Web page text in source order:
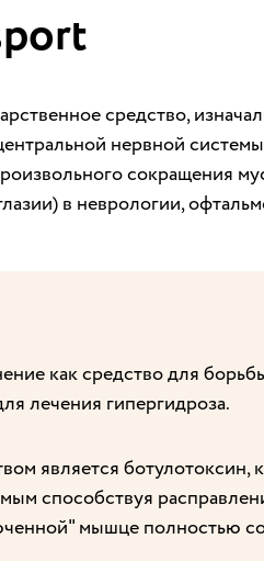
средство,
нервной
сокращения
в неврологии,
как средство для
лечения гипергидроза.
является ботулотоксин,
способствуя
мышце полностью